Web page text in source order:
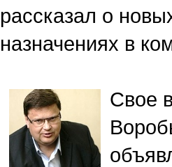
рассказал о
назначениях в
Свое